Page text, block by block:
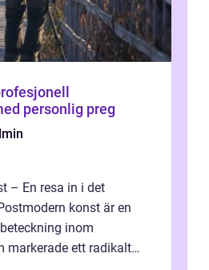
personlig preg
– En resa in i det
konst är en
inom
markerade ett radikalt